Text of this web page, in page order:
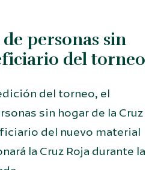
personas sin
del torneo
del torneo, el
sin hogar de la Cruz
del nuevo material
la Cruz Roja durante la